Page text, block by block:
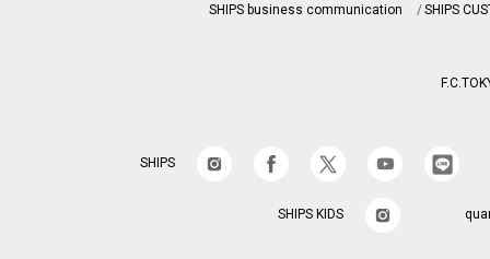
SHIPS business communication SHIPS
SHIPS
SHIPS KIDS